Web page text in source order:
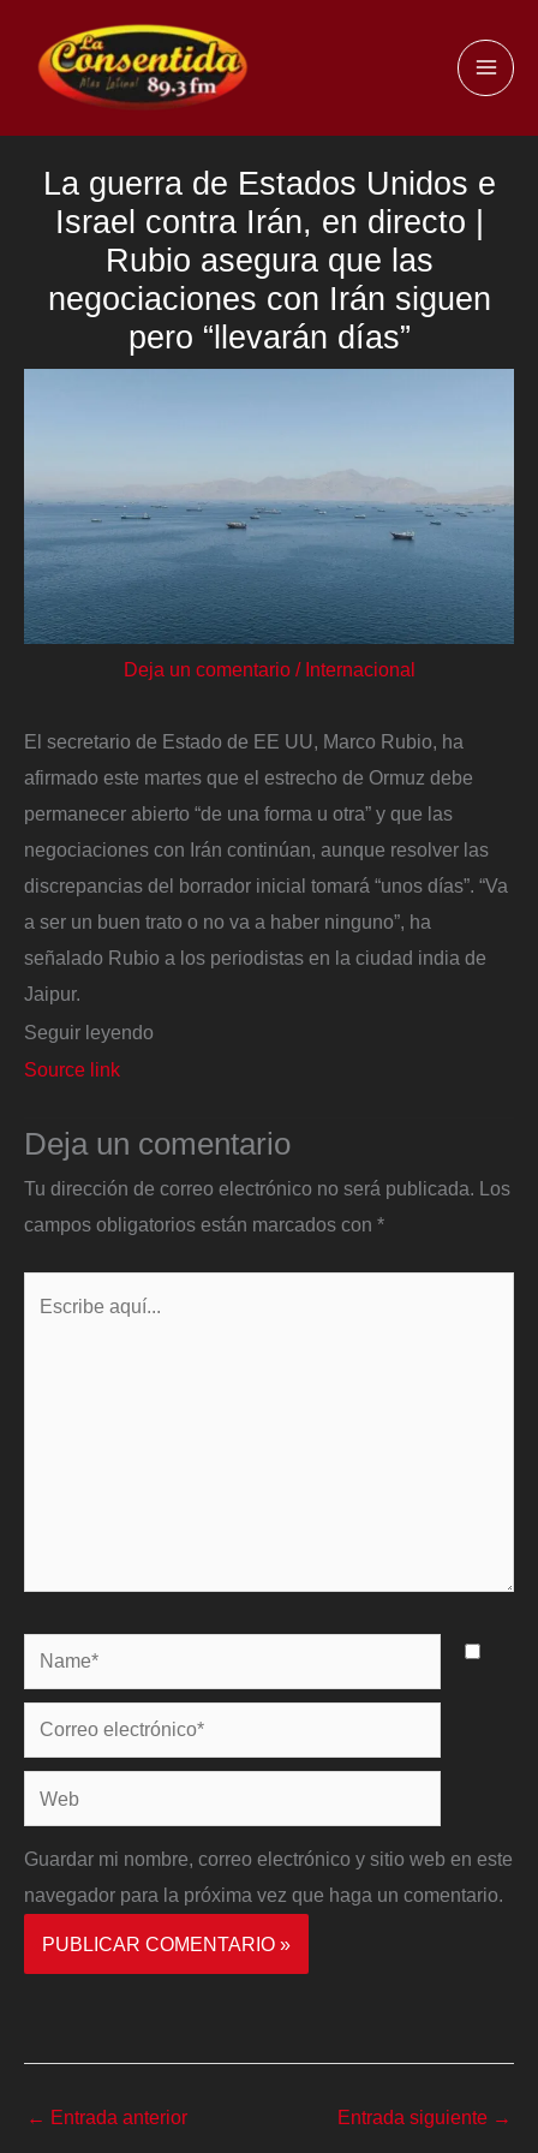
contenido
La guerra de Estados Unidos e
Israel contra Irán, en directo |
Rubio asegura que las
negociaciones con Irán siguen
pero “llevarán días”
Deja un comentario / Internacional
El secretario de Estado de EE UU, Marco Rubio, ha
afirmado este martes que el estrecho de Ormuz debe
permanecer abierto “de una forma u otra” y que las
negociaciones con Irán continúan, aunque resolver las
discrepancias del borrador inicial tomará “unos días”. “Va
a ser un buen trato o no va a haber ninguno”, ha
señalado Rubio a los periodistas en la ciudad india de
Jaipur.
Seguir leyendo
Source link
Deja un comentario
Tu dirección de correo electrónico no será publicada. Los
campos obligatorios están marcados con *
Name*
Correo
electrónico*
Web
Guardar mi nombre, correo electrónico y sitio web en este
navegador para la próxima vez que haga un comentario.
← Entrada anterior Entrada siguiente →